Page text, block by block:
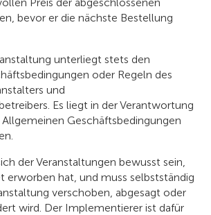
bevor er die nächste Bestellung
unterliegt stets den
oder Regeln des
und
Es liegt in der Verantwortung
Allgemeinen Geschäftsbedingungen
der Veranstaltungen bewusst sein,
erworben hat, und muss selbstständig
verschoben, abgesagt oder
wird. Der Implementierer ist dafür